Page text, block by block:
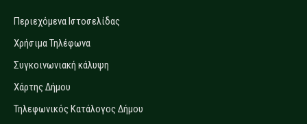
Περιεχόμενα Ιστοσελίδας
Χρήσιμα Τηλέφωνα
Συγκοινωνιακή κάλυψη
Χάρτης Δήμου
Τηλεφωνικός Κατάλογος Δήμου